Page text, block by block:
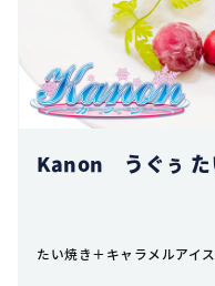
Kanon うぐぅ た
たい焼き＋キャラメルアイ